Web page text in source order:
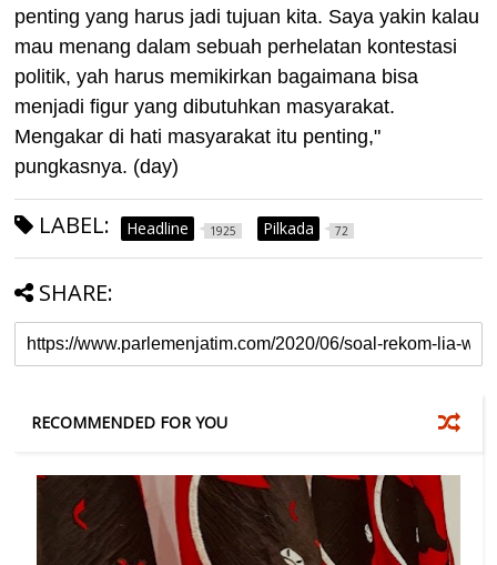
penting yang harus jadi tujuan kita. Saya yakin kalau
mau menang dalam sebuah perhelatan kontestasi
politik, yah harus memikirkan bagaimana bisa
menjadi figur yang dibutuhkan masyarakat.
Mengakar di hati masyarakat itu penting,"
pungkasnya. (day)
LABEL: Headline 1925 Pilkada 72
SHARE:
RECOMMENDED FOR YOU